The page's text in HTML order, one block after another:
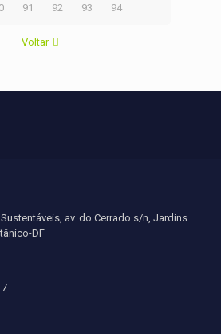
91 92 93 94
Voltar
av. do Cerrado s/n, Jardins
DF